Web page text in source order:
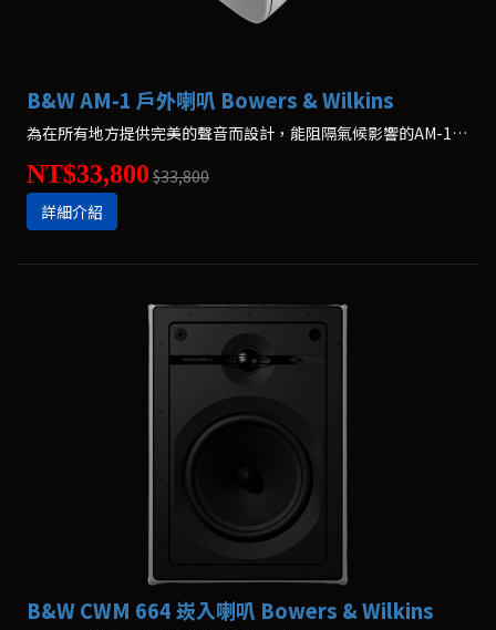
B&W AM-1 戶外喇叭 Bowers & Wilkins
為在所有地方提供完美的聲音而設計，能阻隔氣候影響的AM-1，是Bowers & Wilkins所推出最堅固、耐用的多功能揚聲器。
NT$33,800 $33,800
詳細介紹
B&W CWM 664 崁入喇叭 Bowers & Wilkins